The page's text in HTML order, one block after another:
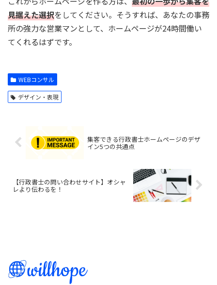
見据えた選択をしてください。そうすれば、あなたの事務
所の強力な営業マンとして、ホームページが24時間働い
てくれるはずです。
WEBコンサル
デザイン・表現
集客できる行政書士ホームページのデザ
イン5つの共通点
【行政書士の問い合わせサイト】オシャ
レより伝わるを！